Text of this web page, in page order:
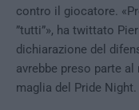
contro il giocatore.
”tutti”», ha twittato
dichiarazione del
avrebbe preso parte
maglia del Pride